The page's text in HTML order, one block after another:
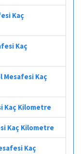
Kaç
Kaç
Mesafesi Kaç
Kaç Kilometre
Kaç Kilometre
Kaç